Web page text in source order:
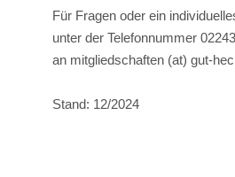
Für Fragen oder ein
unter der Telefonnummer
an mitgliedschaften (at) gut-
Stand: 12/2024